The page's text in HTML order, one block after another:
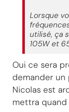
Lorsque
utilisé, ça
105W et
Oui ce sera
demander
Nicolas est
mettra